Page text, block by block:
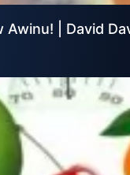
Awinu! | David